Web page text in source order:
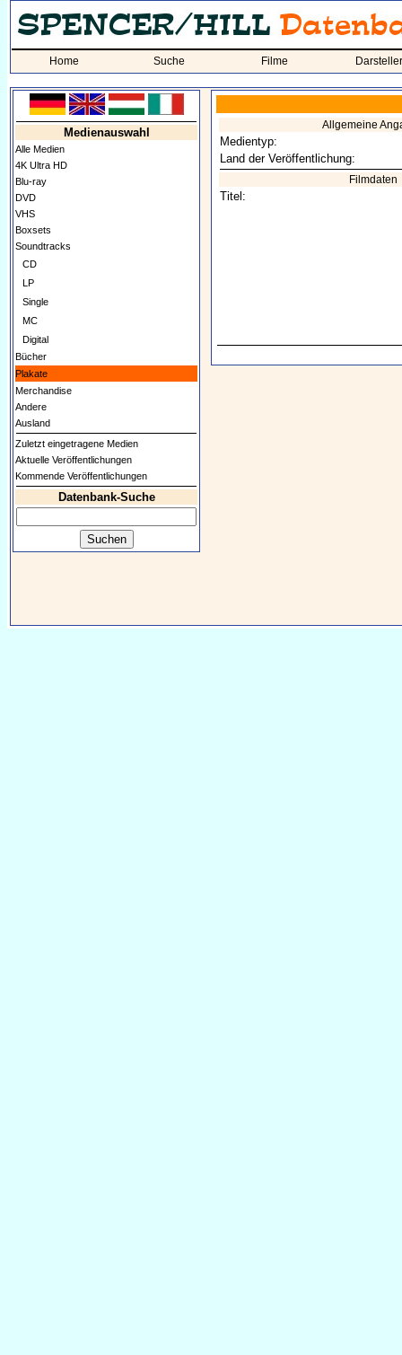
Home Suche Filme Darsteller
Medienauswahl
Alle Medien
4K Ultra HD
Blu-ray
DVD
VHS
Boxsets
Soundtracks
CD
LP
Single
MC
Digital
Bücher
Plakate
Merchandise
Andere
Ausland
Zuletzt eingetragene Medien
Aktuelle Veröffentlichungen
Kommende Veröffentlichungen
Datenbank-Suche
Allgemeine
Medientyp:
Land der Veröffentlichung:
Filmdaten
Titel: